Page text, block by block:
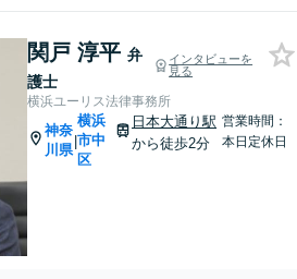
関戸 淳平 弁
護士
インタビューを
見る
横浜ユーリス法律事務所
神奈
川県
|
横浜
市中
区
日本大通り駅
から徒歩2分
営業時間：
本日定休日